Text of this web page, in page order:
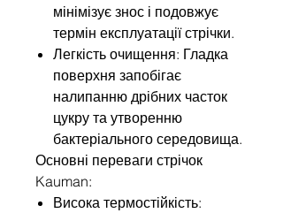
мінімізує знос і подовжує
термін експлуатації стрічки.
Легкість очищення: Гладка
поверхня запобігає
налипанню дрібних часток
цукру та утворенню
бактеріального середовища.
Основні переваги стрічок
Kauman:
Висока термостійкість: